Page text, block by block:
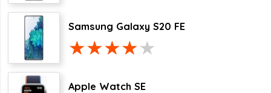
Samsung Galaxy S20 FE
Apple Watch SE